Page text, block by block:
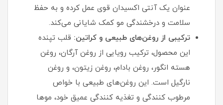
عنوان یک آنتی‌ اکسیدان قوی عمل کرده و به حفظ
سلامت و درخشندگی مو کمک شایانی می‌کند.
ترکیبی از روغن‌های طبیعی و کراتین: قلب تپنده
این محصول، ترکیب رویایی از روغن آرگان، روغن
هسته انگور، روغن بادام، روغن زیتون، و روغن
نارگیل است. این روغن‌های طبیعی با خواص
مرطوب‌ کنندگی و تغذیه‌ کنندگی عمیق خود، موها